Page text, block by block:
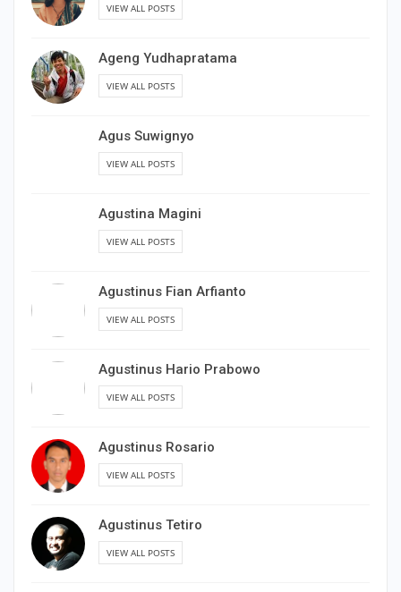
VIEW ALL POSTS
Ageng Yudhapratama
VIEW ALL POSTS
Agus Suwignyo
VIEW ALL POSTS
Agustina Magini
VIEW ALL POSTS
Agustinus Fian Arfianto
VIEW ALL POSTS
Agustinus Hario Prabowo
VIEW ALL POSTS
Agustinus Rosario
VIEW ALL POSTS
Agustinus Tetiro
VIEW ALL POSTS